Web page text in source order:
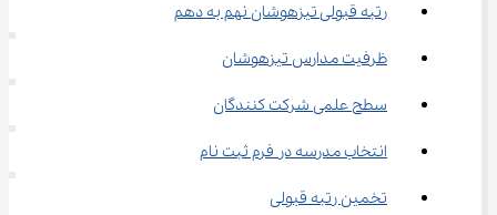
رتبه قبولی تیزهوشان نهم به دهم
ظرفیت مدارس تیزهوشان
سطح علمی شرکت کنندگان
انتخاب مدرسه در فرم ثبت نام
تخمین رتبه قبولی